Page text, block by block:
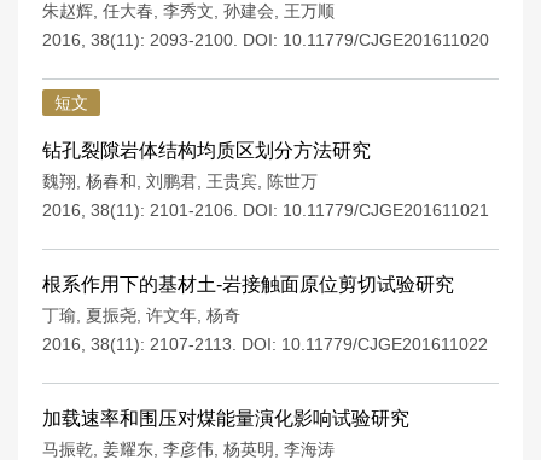
朱赵辉 任大春 李秀文 孙建会
王万顺
2016, 38(11): 2093-2100. DOI: 10.11779/CJGE201611020
短文
钻孔裂隙岩体结构均质区划分方法研究
魏翔 杨春和 刘鹏君 王贵宾
陈世万
2016, 38(11): 2101-2106.
DOI: 10.11779/CJGE201611021
根系作用下的基材土-岩接触面原位剪切试验研究
丁瑜 夏振尧 许文年 杨奇
2016, 38(11): 2107-2113.
DOI: 10.11779/CJGE201611022
加载速率和围压对煤能量演化影响试验研究
马振乾 姜耀东 李彦伟 杨英明
李海涛